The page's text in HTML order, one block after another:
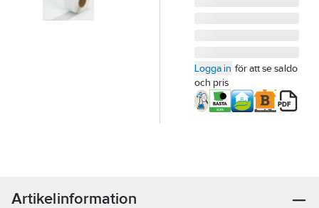
Logga in för att se saldo
och pris
Artikelinformation